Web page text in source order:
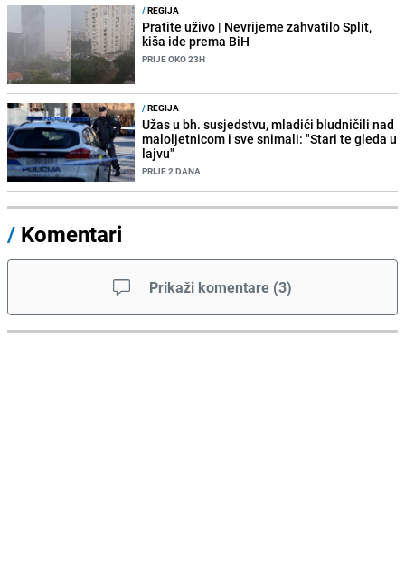
/REGIJA
Pratite uživo | Nevrijeme zahvatilo Split,
kiša ide prema BiH
PRIJE OKO 23H
/REGIJA
Užas u bh. susjedstvu, mladići bludničili nad
maloljetnicom i sve snimali: "Stari te gleda u
lajvu"
PRIJE 2 DANA
/ Komentari
Prikaži komentare (3)